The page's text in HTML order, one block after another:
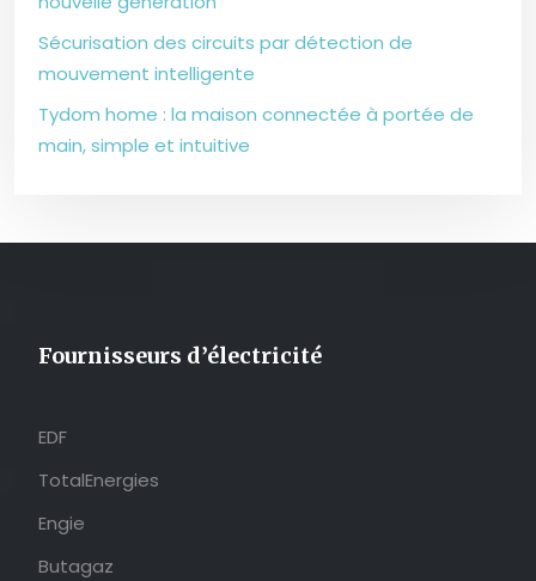
Sécurisation des circuits par détection de
mouvement intelligente
Tydom home : la maison connectée à portée de
main, simple et intuitive
Fournisseurs d’électricité
EDF
TotalEnergies
Engie
Butagaz